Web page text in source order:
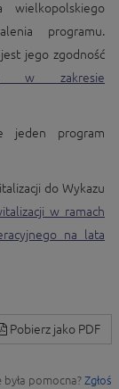
wielkopolskiego
programu.
jego zgodność
w zakresie
jeden program
do Wykazu
w ramach
na lata
Pobierz jako PDF
pomocna? Zgłoś